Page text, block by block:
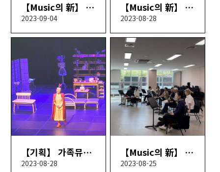
【Music의 新】 4회차
2023-09-04
【Music의 新】 3회차
2023-08-28
【기획】 가족뮤지컬 사랑은 아름다워
2023-08-28
【Music의 新】 2회차
2023-08-25